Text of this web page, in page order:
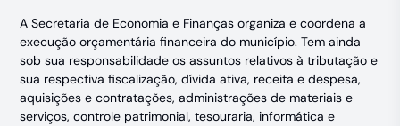
A Secretaria de Economia e Finanças organiza e coordena a
execução orçamentária financeira do município. Tem ainda
sob sua responsabilidade os assuntos relativos à tributação e
sua respectiva fiscalização, dívida ativa, receita e despesa,
aquisições e contratações, administrações de materiais e
serviços, controle patrimonial, tesouraria, informática e